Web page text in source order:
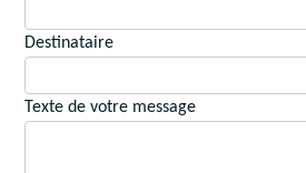
Destinataire
Texte de votre message